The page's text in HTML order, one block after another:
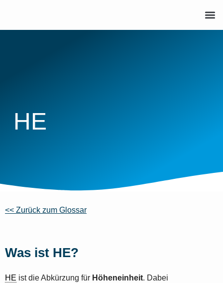
HE
<< Zurück zum Glossar
Was ist HE?
HE ist die Abkürzung für Höheneinheit. Dabei